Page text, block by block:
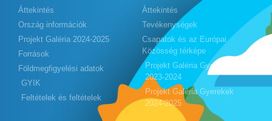
Áttekintés
Ország információk
Projekt Galéria 2024-2025
Források
Földmegfigyelési adatok
GYIK
Feltételek és feltételek
Áttekintés
Tevékenységek
Csapatok és az Európai
Közösség térképe
Projekt Galéria Gyerekek
2023-2024
Projekt Galéria Gyerekek
2024-2025